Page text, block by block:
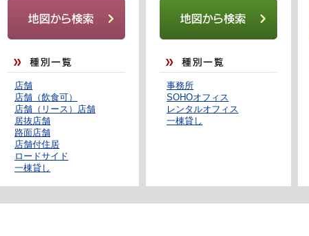
店舗
店舗（飲食可）
店舗（リース）店舗
居抜店舗
路面店舗
店舗付住居
ロードサイド
一棟貸し
事務所
SOHOオフィス
レンタルオフィス
一棟貸し